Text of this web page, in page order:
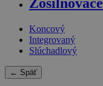
Koncový
Integrovaný
Slúchadlový
← Späť